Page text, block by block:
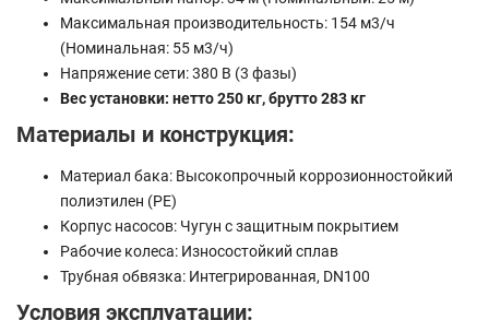
Максимальная производительность: 154 м3/ч
(Номинальная: 55 м3/ч)
Напряжение сети: 380 В (3 фазы)
Вес установки: нетто 250 кг, брутто 283 кг
Материалы и конструкция:
Материал бака: Высокопрочный коррозионностойкий
полиэтилен (PE)
Корпус насосов: Чугун с защитным покрытием
Рабочие колеса: Износостойкий сплав
Трубная обвязка: Интегрированная, DN100
Условия эксплуатации: